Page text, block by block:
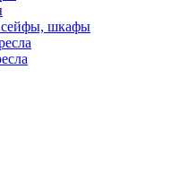
сейфы, шкафы